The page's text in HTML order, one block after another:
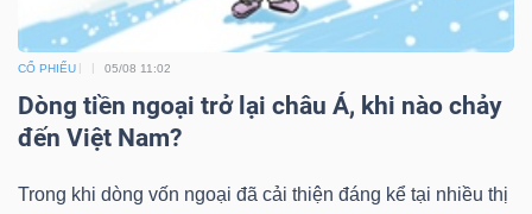
CỔ PHIẾU 05/08 11:02
Dòng tiền ngoại trở lại châu Á, khi nào chảy
đến Việt Nam?
Trong khi dòng vốn ngoại đã cải thiện đáng kể tại nhiều thị
thông
tài